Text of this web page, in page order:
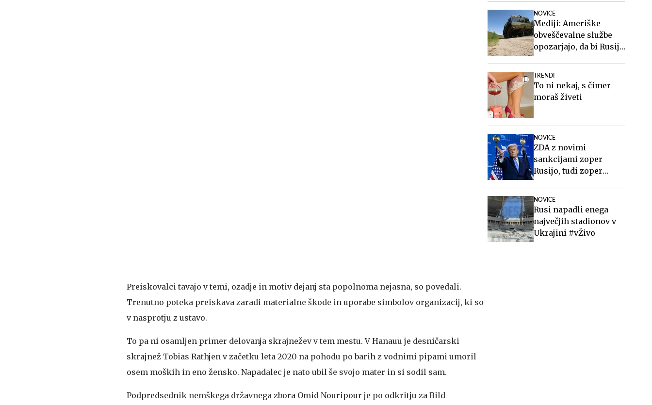
Preiskovalci tavajo v temi, ozadje in motiv dejanj sta popolnoma nejasna, so povedali.
Trenutno poteka preiskava zaradi materialne škode in uporabe simbolov organizacij, ki so
v nasprotju z ustavo.
To pa ni osamljen primer delovanja skrajnežev v tem mestu. V Hanauu je desničarski
skrajnež Tobias Rathjen v začetku leta 2020 na pohodu po barih z vodnimi pipami umoril
osem moških in eno žensko. Napadalec je nato ubil še svojo mater in si sodil sam.
Podpredsednik nemškega državnega zbora Omid Nouripour je po odkritju za Bild
NOVICE
Mediji: Ameriške
obveščevalne službe
opozarjajo, da bi Rusija
TRENDI
To ni nekaj, s čimer
moraš živeti
NOVICE
ZDA z novimi
sankcijami zoper
Rusijo, tudi zoper
NOVICE
Rusi napadli enega
največjih stadionov v
Ukrajini #vŽivo